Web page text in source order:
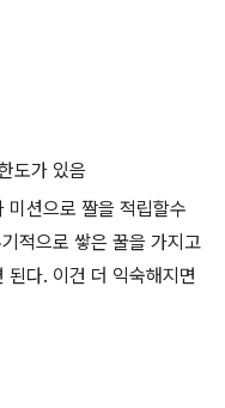
도가 있음
미션으로 짤을 적립할수
적으로 쌓은 꿀을 가지고
된다. 이건 더 익숙해지면